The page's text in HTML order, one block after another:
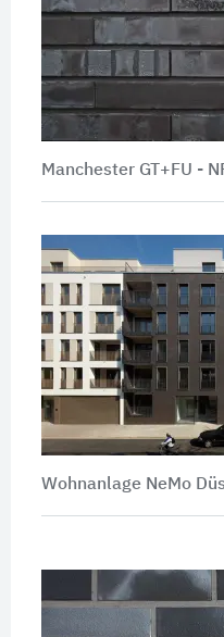
Manchester GT+FU -
Wohnanlage NeMo